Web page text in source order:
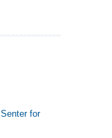
Senter for